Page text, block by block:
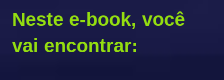
Neste e-book, você
vai encontrar: